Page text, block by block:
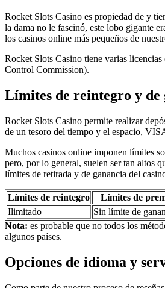
Rocket Slots Casino es propiedad de y
la dama no le fascinó, este lobo gigante
los casinos online más pequeños de
Rocket Slots Casino tiene varias
Control Commission).
Límites de reintegro y de
Rocket Slots Casino permite realizar
de un tesoro del tiempo y el espacio,
Muchos casinos online imponen límites
pero, por lo general, suelen ser tan altos
límites de retirada y de ganancia del
Límites de reintegro
Límites de
Ilimitado
Sin límite de
Nota: es probable que no todos los
algunos países.
Opciones de idioma y